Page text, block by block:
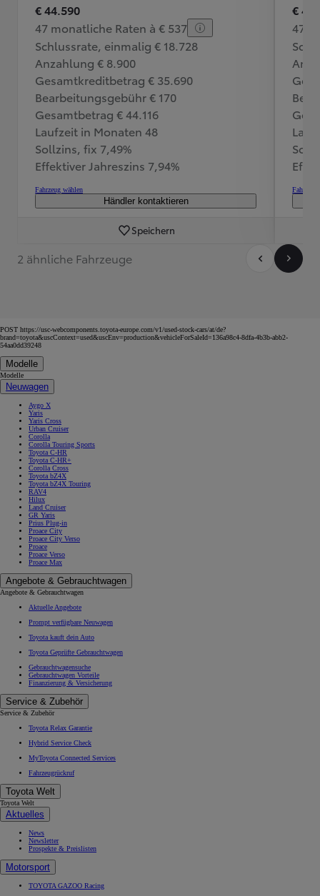
€ 44.590
47 monatliche Raten à € 537
Schlussrate, einmalig € 18.728
Anzahlung € 8.900
Gesamtkreditbetrag € 35.690
Bearbeitungsgebühr € 170
Gesamtbetrag € 44.116
Laufzeit in Monaten 48
Sollzins, fix 7,49%
Effektiver Jahreszins 7,94%
Fahrzeug wählen
Händler kontaktieren
Speichern
€
47
Fahrzeug
2 ähnliche Fahrzeuge
POST https://usc-webcomponents.toyota-europe.com/v1/used-stock-cars/at/de?
brand=toyota&uscContext=used&uscEnv=production&vehicleForSaleId=136a98c4-8dfa-4b3b-abb2-
54aa0dd39248
Modelle
Modelle
Neuwagen
Aygo X
Yaris
Yaris Cross
Urban Cruiser
Corolla
Corolla Touring Sports
Toyota C-HR
Toyota C-HR+
Corolla Cross
Toyota bZ4X
Toyota bZ4X Touring
RAV4
Hilux
Land Cruiser
GR Yaris
Prius Plug-in
Proace City
Proace City Verso
Proace
Proace Verso
Proace Max
Angebote & Gebrauchtwagen
Angebote & Gebrauchtwagen
Aktuelle Angebote
Prompt verfügbare Neuwagen
Toyota kauft dein Auto
Toyota Geprüfte Gebrauchtwagen
Gebrauchtwagensuche
Gebrauchtwagen Vorteile
Finanzierung & Versicherung
Service & Zubehör
Service & Zubehör
Toyota Relax Garantie
Hybrid Service Check
MyToyota Connected Services
Fahrzeugrückruf
Toyota Welt
Toyota Welt
Aktuelles
News
Newsletter
Prospekte & Preislisten
Motorsport
TOYOTA GAZOO Racing